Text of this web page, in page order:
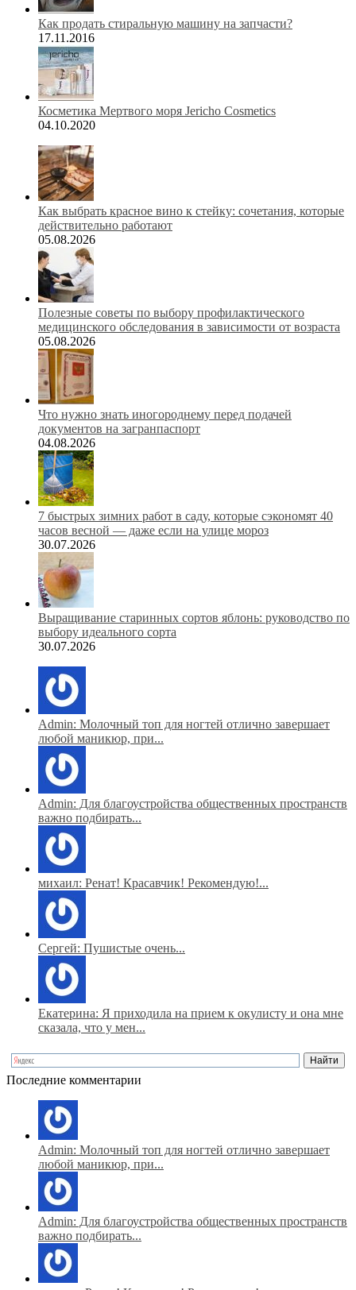
Как продать стиральную машину на запчасти?
17.11.2016
Косметика Мертвого моря Jericho Cosmetics
04.10.2020
Как выбрать красное вино к стейку: сочетания, которые
действительно работают
05.08.2026
Полезные советы по выбору профилактического
медицинского обследования в зависимости от возраста
05.08.2026
Что нужно знать иногороднему перед подачей
документов на загранпаспорт
04.08.2026
7 быстрых зимних работ в саду, которые сэкономят 40
часов весной — даже если на улице мороз
30.07.2026
Выращивание старинных сортов яблонь: руководство по
выбору идеального сорта
30.07.2026
Admin: Молочный топ для ногтей отлично завершает
любой маникюр, при...
Admin: Для благоустройства общественных пространств
важно подбирать...
михаил: Ренат! Красавчик! Рекомендую!...
Сергей: Пушистые очень...
Екатерина: Я приходила на прием к окулисту и она мне
сказала, что у мен...
Последние комментарии
Admin: Молочный топ для ногтей отлично завершает
любой маникюр, при...
Admin: Для благоустройства общественных пространств
важно подбирать...